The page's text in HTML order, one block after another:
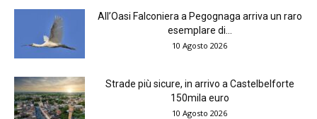
All’Oasi Falconiera a Pegognaga arriva un raro
esemplare di...
10 Agosto 2026
Strade più sicure, in arrivo a Castelbelforte
150mila euro
10 Agosto 2026